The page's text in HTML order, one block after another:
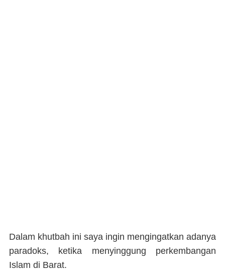
Dalam khutbah ini saya ingin mengingatkan adanya
paradoks, ketika menyinggung perkembangan
Islam di Barat.